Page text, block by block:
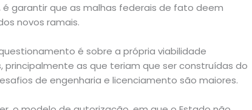
garantir que as malhas federais de fato deem
novos ramais.
é sobre a própria viabilidade
as que teriam que ser construídas do
de engenharia e licenciamento são maiores.